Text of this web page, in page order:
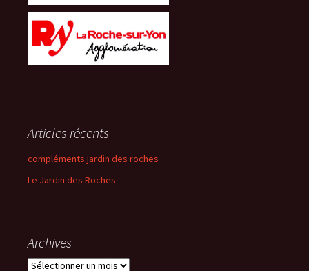
Articles récents
compléments jardin des roches
Le Jardin des Roches
Archives
Archives